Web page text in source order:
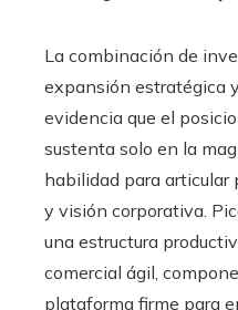
La combinación de
expansión estratégica
evidencia que el
sustenta solo en la
habilidad para articular
y visión corporativa.
una estructura
comercial ágil,
plataforma firme para